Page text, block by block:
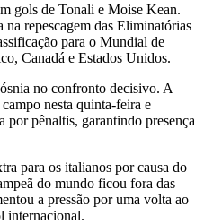
gols de Tonali e Moise Kean.
na repescagem das Eliminatórias
para o Mundial de
Canadá e Estados Unidos.
no confronto decisivo. A
nesta quinta-feira e
por pênaltis, garantindo presença
para os italianos por causa do
do mundo ficou fora das
a pressão por uma volta ao
internacional.